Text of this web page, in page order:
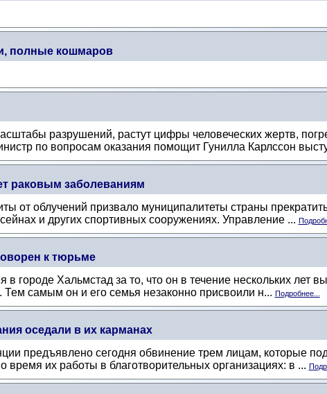
полные кошмаров
разрушений, растут цифры человеческих жертв,
по вопросам оказания помощит Гунилла Карлссон
раковым заболеваниям
от облучений призвало муниципалитеты страны
и других спортивных сооружениях. Управление ...
к тюрьме
в городе Хальмстад за то, что он в течение нескольких лет
Тем самым он и его семья незаконно присвоили н... Подробнее...
оседали в их карманах
предъявлено сегодня обвинение трем лицам, которые
время их работы в благотворительных организациях: в ...